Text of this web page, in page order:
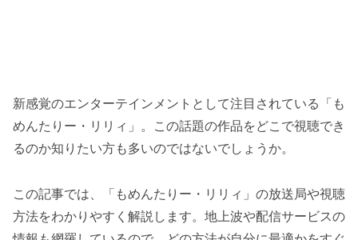
新感覚のエンターテインメントとして注目されている「も
めんたりー・リリィ」。この話題の作品をどこで視聴でき
るのか知りたい方も多いのではないでしょうか。
この記事では、「もめんたりー・リリィ」の放送局や視聴
方法をわかりやすく解説します。地上波や配信サービスの